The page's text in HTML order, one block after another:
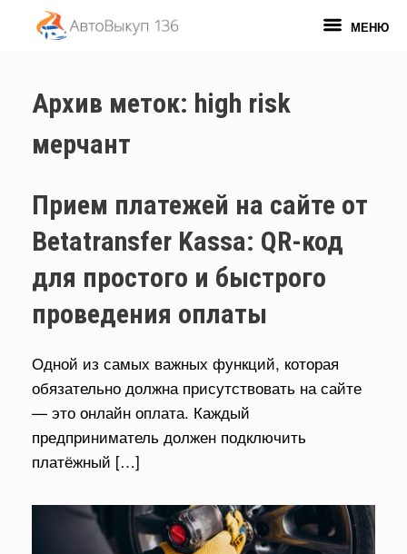
содержанию
МЕНЮ
Архив меток: high risk
мерчант
Прием платежей на сайте от
Betatransfer Kassa: QR-код
для простого и быстрого
проведения оплаты
Одной из самых важных функций, которая
обязательно должна присутствовать на сайте
— это онлайн оплата. Каждый
предприниматель должен подключить
платёжный […]